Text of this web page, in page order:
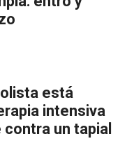
está
intensiva
un tapial